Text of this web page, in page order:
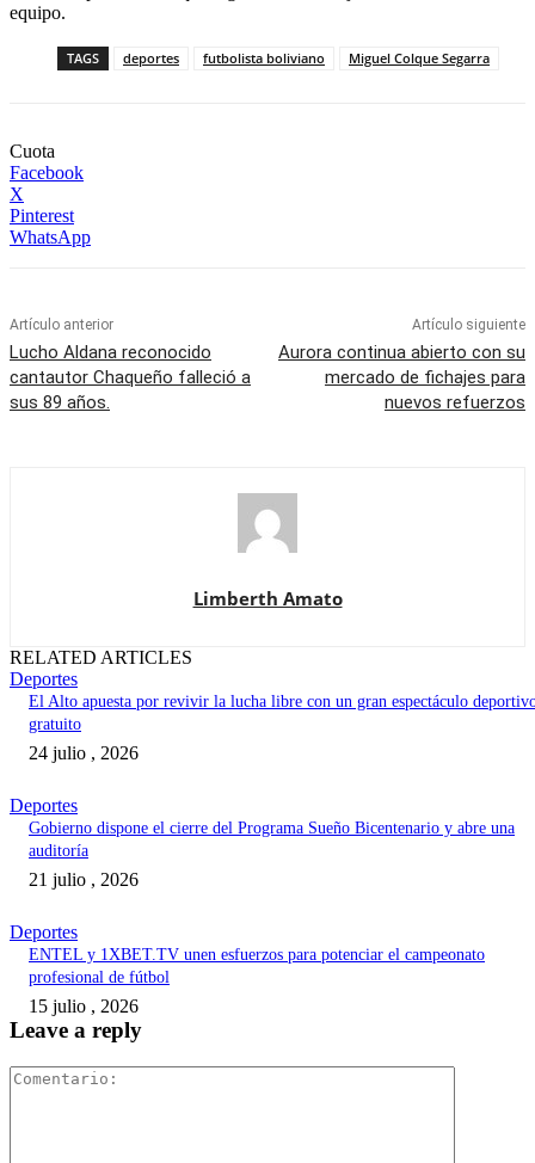
equipo.
TAGS deportes futbolista boliviano Miguel Colque Segarra
Cuota
Facebook
X
Pinterest
WhatsApp
Artículo anterior
Lucho Aldana reconocido
cantautor Chaqueño falleció a
sus 89 años.
Artículo siguiente
Aurora continua abierto con su
mercado de fichajes para
nuevos refuerzos
Limberth Amato
RELATED ARTICLES
Deportes
El Alto apuesta por revivir la lucha libre con un gran espectáculo
gratuito
24 julio , 2026
Deportes
Gobierno dispone el cierre del Programa Sueño Bicentenario y abre una
auditoría
21 julio , 2026
Deportes
ENTEL y 1XBET.TV unen esfuerzos para potenciar el campeonato
profesional de fútbol
15 julio , 2026
Leave a reply